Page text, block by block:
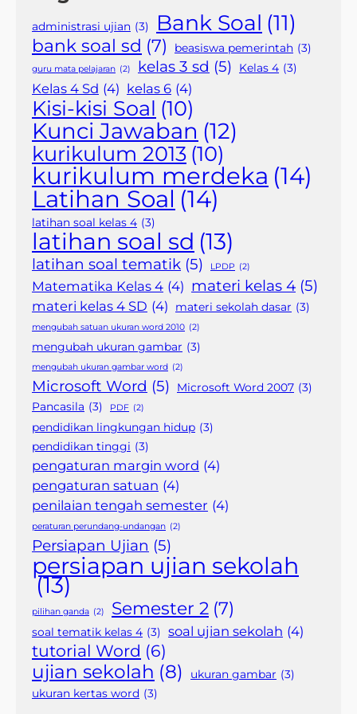
administrasi ujian (3) Bank Soal (11)
bank soal sd (7) beasiswa pemerintah (3)
guru mata pelajaran (2) kelas 3 sd (5) Kelas 4 (3)
Kelas 4 Sd (4) kelas 6 (4)
Kisi-kisi Soal (10)
Kunci Jawaban (12)
kurikulum 2013 (10)
kurikulum merdeka (14)
Latihan Soal (14)
latihan soal kelas 4 (3)
latihan soal sd (13)
latihan soal tematik (5) LPDP (2)
Matematika Kelas 4 (4) materi kelas 4 (5)
materi kelas 4 SD (4) materi sekolah dasar (3)
mengubah satuan ukuran word 2010 (2)
mengubah ukuran gambar (3)
mengubah ukuran gambar word (2)
Microsoft Word (5) Microsoft Word 2007 (3)
Pancasila (3) PDF (2)
pendidikan lingkungan hidup (3)
pendidikan tinggi (3)
pengaturan margin word (4)
pengaturan satuan (4)
penilaian tengah semester (4)
peraturan perundang-undangan (2)
Persiapan Ujian (5)
persiapan ujian sekolah
(13)
pilihan ganda (2) Semester 2 (7)
soal tematik kelas 4 (3) soal ujian sekolah (4)
tutorial Word (6)
ujian sekolah (8) ukuran gambar (3)
ukuran kertas word (3)